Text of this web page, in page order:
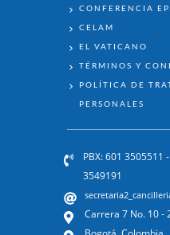
CONFERENCIA
CELAM
EL VATICANO
TÉRMINOS Y
POLÍTICA DE
PERSONALES
PBX: 601 3505511
3549191
Carrera 7 No. 10 -